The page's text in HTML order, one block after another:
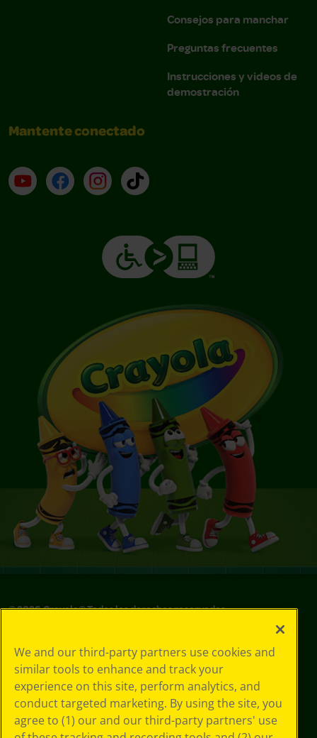
Consejos para manchar
Preguntas frecuentes
Instrucciones y videos de
demostración
Mantente conectado
YouTube (en inglés)
Facebook (en inglés)
Instagram (en inglés)
TikTok
©2026Crayola® Todos los derechos reservados.
de privacidad
Política de
privacidad
Términos de SMS
GDPR
Aviso de
We and our third-party partners use cookies and
similar tools to enhance and track your
experience on this site, perform analytics, and
conduct targeted marketing. By using the site, you
agree to (1) our and our third-party partners' use